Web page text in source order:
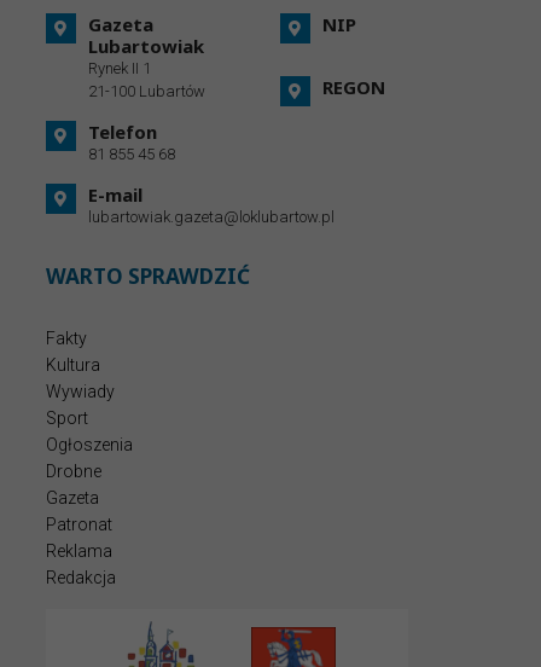
Gazeta
Lubartowiak
Rynek II 1
21-100 Lubartów
Telefon
81 855 45 68
E-mail
lubartowiak.gazeta@loklubartow.pl
NIP
REGON
WARTO SPRAWDZIĆ
Fakty
Kultura
Wywiady
Sport
Ogłoszenia
Drobne
Gazeta
Patronat
Reklama
Redakcja